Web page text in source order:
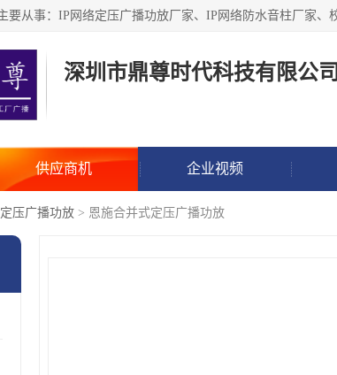
深圳市鼎尊时代科技有限公司
供应商机 企业视频
定压广播功放 > 恩施合并式定压广播功放